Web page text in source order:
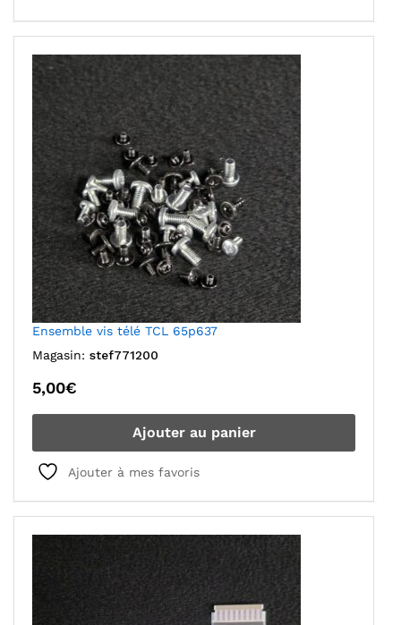
Ensemble vis télé TCL 65p637
Magasin: stef771200
5,00€
Ajouter au panier
Ajouter à mes favoris